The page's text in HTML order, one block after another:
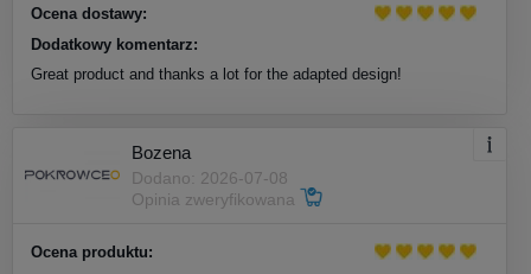
Ocena dostawy:
Dodatkowy komentarz:
Great product and thanks a lot for the adapted design!
Bozena
Dodano: 2026-07-08
Opinia zweryfikowana
Ocena produktu: